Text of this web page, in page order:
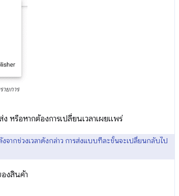
ายการ
หรือหากต้องการเปลี่ยนเวลาเผยแพร่
จากช่วงเวลาดังกล่าว การส่งแบบทีละขั้นจะเปลี่ยนกลับไป
งสินค้า